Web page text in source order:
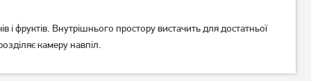
морозильною камерою Beko
TS190020 Без No Frost
фруктів. Внутрішнього простору вистачить для достатньої
камеру навпіл.